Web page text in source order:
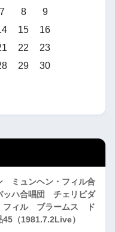
7 8
9
15
16
22
23
29
30
ミュンヘン・フィル合
ハ合唱団 チェリビダ
フィル ブラームス ド
（1981.7.2Live）